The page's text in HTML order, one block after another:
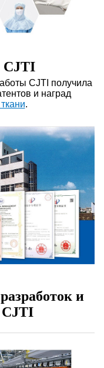
CJTI
CJTI получила
и наград
.
и
CJTI